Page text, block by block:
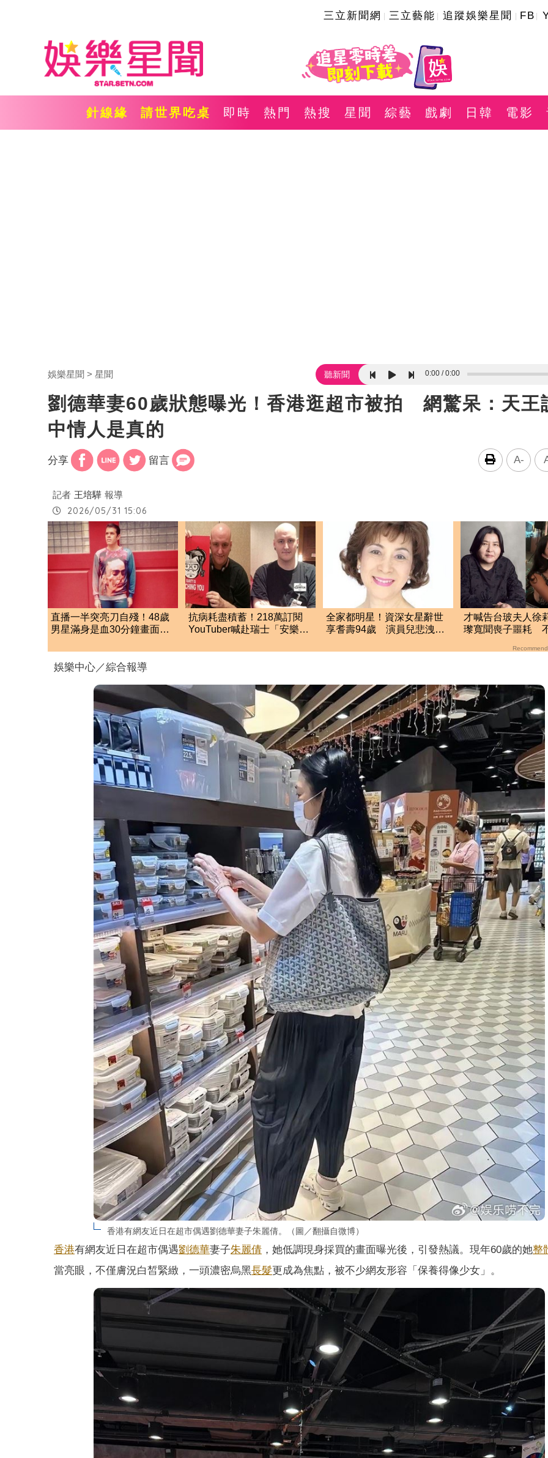
三立新聞網 三立藝能 追蹤娛樂星聞 FB
針線緣 請世界吃桌 即時 熱門 熱搜 星聞 綜藝 戲劇 日韓 電影
娛樂星聞 星聞 聽新聞 0:00 0:00
劉德華妻60歲狀態曝光！香港逛超市被拍 網驚呆：天王
中情人是真的
分享 留言 A-
記者 王培驊 報導
2026/05/31 15:06
直播一半突亮刀自殘！48歲
男星滿身是血30分鐘畫面瘋
抗病耗盡積蓄！218萬訂閱
YouTuber喊赴瑞士「安樂
全家都明星！資深女星辭世
享耆壽94歲 演員兒悲洩臨
才喊告台玻夫人徐
瓈寬聞喪子噩耗
娛樂中心／綜合報導
香港有網友近日在超市偶遇劉德華妻子朱麗倩。（圖／翻攝自微博）
香港有網友近日在超市偶遇劉德華妻子朱麗倩 ，她低調現身採買的畫面曝光後，引發熱議。現年60歲的她整
當亮眼，不僅膚況白皙緊緻，一頭濃密烏黑長髮更成為焦點，被不少網友形容「保養得像少女」。